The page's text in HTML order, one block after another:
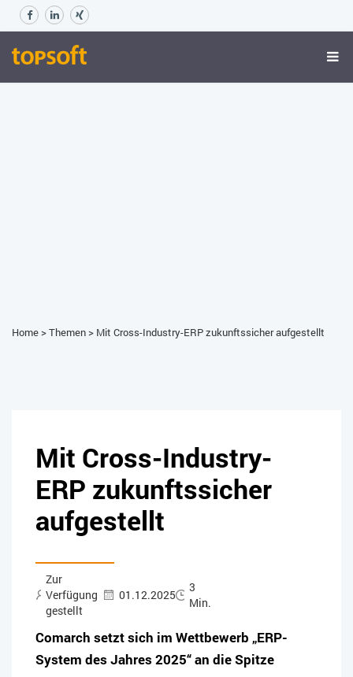
Home>Themen> Mit Cross-Industry-ERP zukunftssicher aufgestellt
Mit Cross-Industry-
ERP zukunftssicher
aufgestellt
Zur
Verfügung
gestellt
01.12.2025
3
Min.
Comarch setzt sich im Wettbewerb „ERP-
System des Jahres 2025“ an die Spitze